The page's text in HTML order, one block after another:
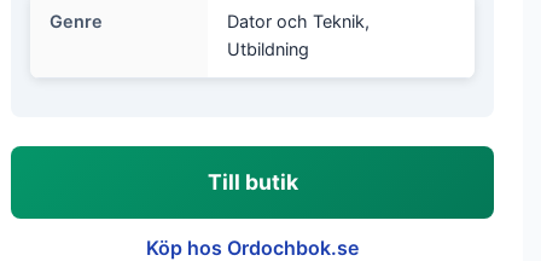
Genre
Dator och Teknik,
Utbildning
Till butik
Köp hos Ordochbok.se